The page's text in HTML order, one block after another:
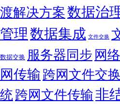
渡解决方案数据治
管理数据集成 文件交换
数据交换 服务器同步网
网传输跨网文件交换
统跨网文件传输非